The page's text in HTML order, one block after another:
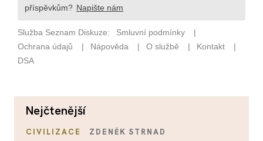
nejčtenější
CIVILIZACE ZDENĚK STRNAD